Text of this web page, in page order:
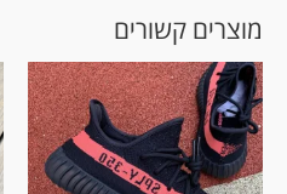
מוצרים קשורים